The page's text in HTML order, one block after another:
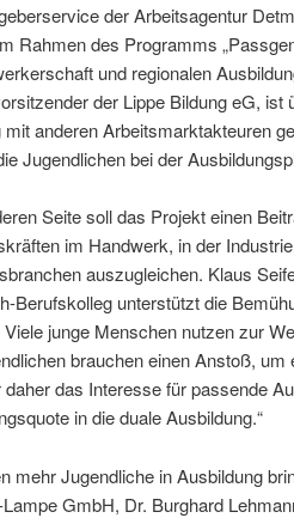
der Arbeitsagentur
Rahmen des Programms
und regionalen
der Lippe Bildung eG,
mit anderen Arbeitsmarktakteuren
Jugendlichen bei der
Seite soll das Projekt einen
im Handwerk, in der
auszugleichen. Klaus
Berufskolleg unterstützt die
Viele junge Menschen nutzen zur
brauchen einen Anstoß,
das Interesse für passende
in die duale Ausbildung.“
mehr Jugendliche in Ausbildung
GmbH, Dr. Burghard